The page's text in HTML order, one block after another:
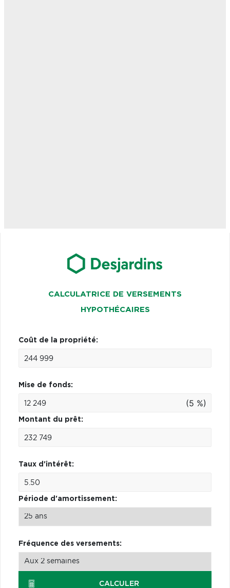
CALCULATRICE DE VERSEMENTS
HYPOTHÉCAIRES
Coût de la propriété:
Mise de fonds:
(5 %)
Montant du prêt:
Taux d'intérêt:
Période d'amortissement:
Fréquence des versements:
CALCULER